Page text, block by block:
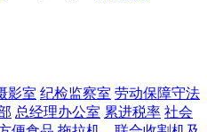
影室 纪检监察室 劳动保障守法
总经理办公室 累进税率 社会